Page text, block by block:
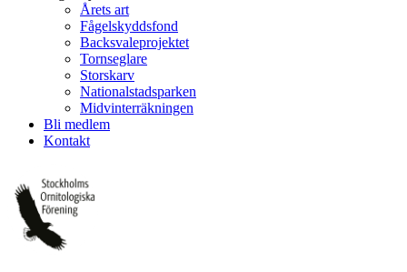
Årets art
Fågelskyddsfond
Backsvaleprojektet
Tornseglare
Storskarv
Nationalstadsparken
Midvinterräkningen
Bli medlem
Kontakt